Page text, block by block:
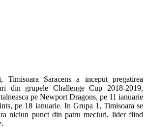
Timisoara Saracens a inceput pregatirea
din grupele Challenge Cup 2018-2019,
pe Newport Dragons, pe 11 ianuarie
pe 18 ianuarie. In Grupa 1, Timisoara se
niciun punct din patru meciuri, lider fiind